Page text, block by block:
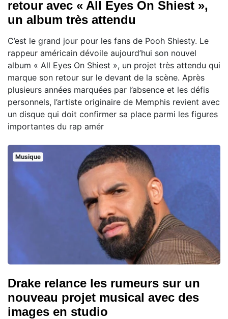
retour avec « All Eyes On Shiest »,
un album très attendu
C’est le grand jour pour les fans de Pooh Shiesty. Le
rappeur américain dévoile aujourd’hui son nouvel
album « All Eyes On Shiest », un projet très attendu qui
marque son retour sur le devant de la scène. Après
plusieurs années marquées par l’absence et les défis
personnels, l’artiste originaire de Memphis revient avec
un disque qui doit confirmer sa place parmi les figures
importantes du rap amér
Musique
Drake relance les rumeurs sur un
nouveau projet musical avec des
images en studio